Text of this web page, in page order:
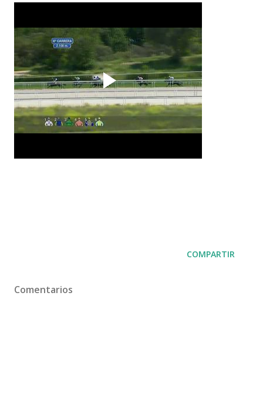
COMPARTIR
Comentarios